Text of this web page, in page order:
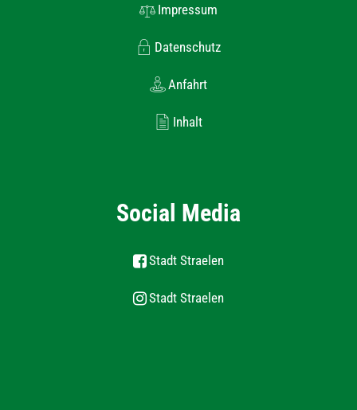
Impressum
Datenschutz
Anfahrt
Inhalt
Social Media
Stadt Straelen
Stadt Straelen